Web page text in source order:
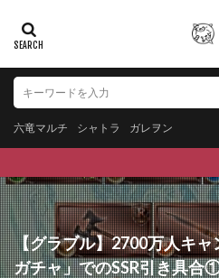
六竜マルチ シャトラ ガレヲン
【グラブル】2700万人キ
ガチャ」でのSSR引き具